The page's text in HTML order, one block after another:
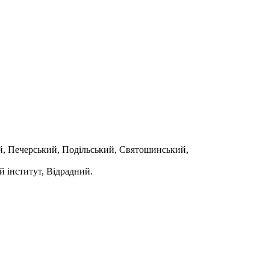
Печерський, Подільський, Святошинський,
Відрадний.